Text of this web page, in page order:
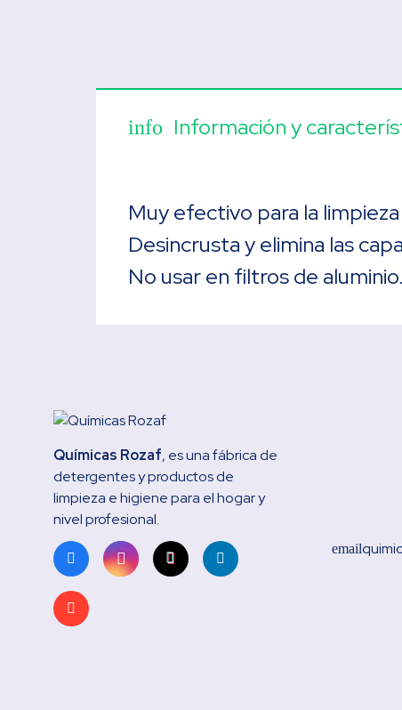
info Información y
Muy efectivo para la
Desincrusta y elimina las
No usar en filtros de aluminio.
Químicas Rozaf, es una fábrica de
detergentes y productos de
limpieza e higiene para el hogar y
nivel profesional.
email